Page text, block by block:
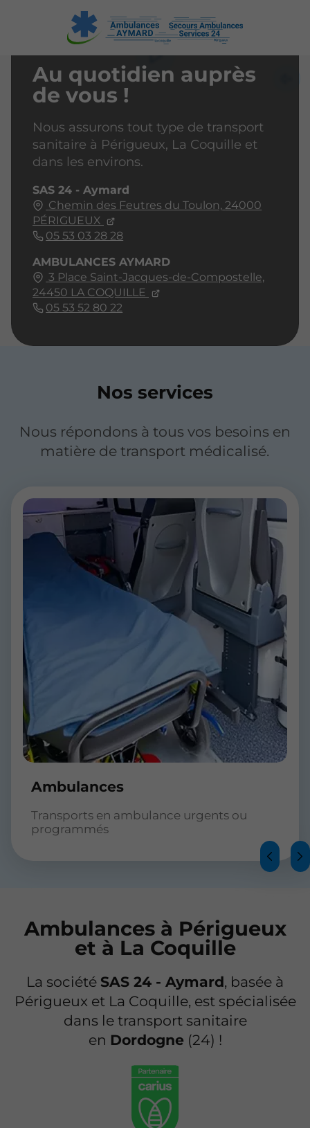
DISPONIBILITÉ 24H/24 ET 7J/7
Au quotidien auprès
de vous !
Nous assurons tout type de transport
sanitaire à Périgueux, La Coquille et
dans les environs.
SAS 24 - Aymard
Chemin des Feutres du Toulon, 24000
PÉRIGUEUX
05 53 03 28 28
AMBULANCES AYMARD
3 Place Saint-Jacques-de-Compostelle,
24450 LA COQUILLE
05 53 52 80 22
Nos services
Nous répondons à tous vos besoins en
matière de transport médicalisé.
Ambulances
Transports en ambulance urgents ou
programmés
Ambulances à Périgueux
et à La Coquille
La société SAS 24 - Aymard, basée à
Périgueux et La Coquille, est spécialisée
dans le transport sanitaire
en Dordogne (24) !